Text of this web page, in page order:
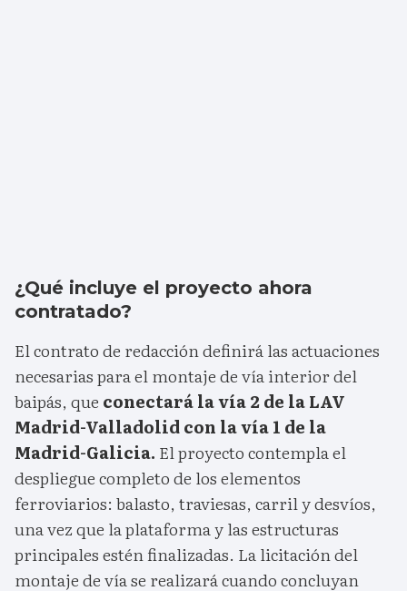
¿Qué incluye el proyecto ahora
contratado?
El contrato de redacción definirá las actuaciones
necesarias para el montaje de vía interior del
baipás, que conectará la vía 2 de la LAV
Madrid-Valladolid con la vía 1 de la
Madrid-Galicia. El proyecto contempla el
despliegue completo de los elementos
ferroviarios: balasto, traviesas, carril y desvíos,
una vez que la plataforma y las estructuras
principales estén finalizadas. La licitación del
montaje de vía se realizará cuando concluyan